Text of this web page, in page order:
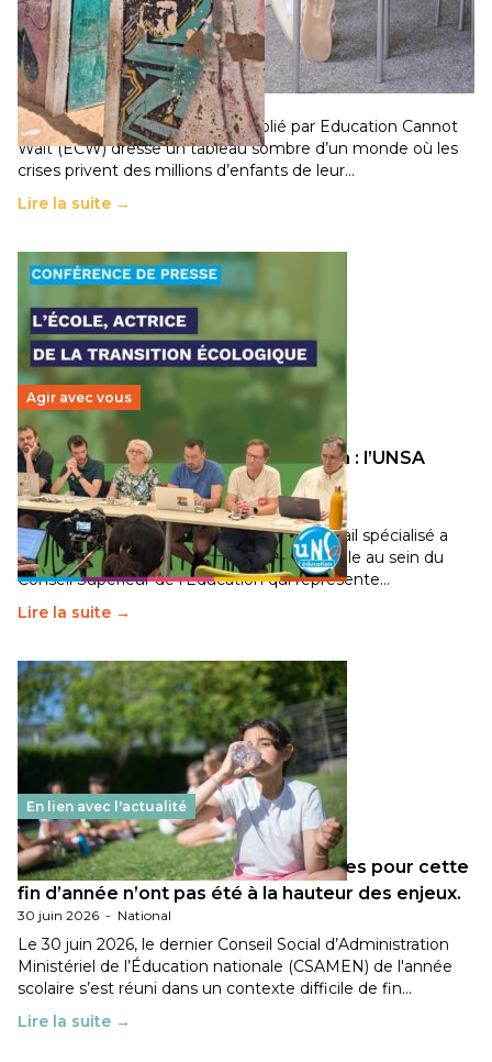
258 millions d’enfants victimes de la guerre, des
chocs climatiques et des déplacements de
population
11 juillet 2026- National
Un nouveau rapport mondial publié par Education Cannot
Wait (ECW) dresse un tableau sombre d’un monde où les
crises privent des millions d’enfants de leur…
Lire la suite →
Agir avec vous
Transition écologique de l’éducation : l’UNSA
Éducation fait bouger les lignes
30 juin 2026-National
Pendant plusieurs mois, un groupe de travail spécialisé a
travaillé sur la transition écologique de l’Ecole au sein du
Conseil Supérieur de l’Éducation qui représente…
Lire la suite →
En lien avec l'actualité
Les décisions ministérielles attendues pour cette
fin d’année n’ont pas été à la hauteur des enjeux.
30 juin 2026 - National
Le 30 juin 2026, le dernier Conseil Social d’Administration
Ministériel de l’Éducation nationale (CSAMEN) de l'année
scolaire s’est réuni dans un contexte difficile de fin…
Lire la suite →